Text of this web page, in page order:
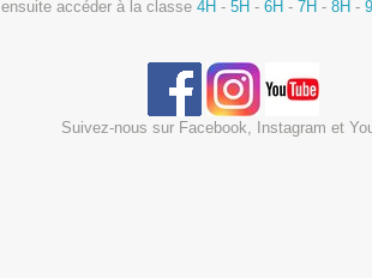
ensuite accéder à la classe 4H - 5H - 6H - 7H - 8H -
Suivez-nous sur Facebook, Instagram et